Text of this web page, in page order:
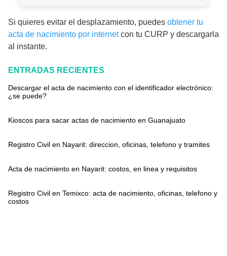
Si quieres evitar el desplazamiento, puedes obtener tu
acta de nacimiento por internetcon tu CURP y descargarla
al instante.
ENTRADAS RECIENTES
Descargar el acta de nacimiento con el identificador electrónico:
¿se puede?
Kioscos para sacar actas de nacimiento en Guanajuato
Registro Civil en Nayarit: direccion, oficinas, telefono y tramites
Acta de nacimiento en Nayarit: costos, en linea y requisitos
Registro Civil en Temixco: acta de nacimiento, oficinas, telefono y
costos